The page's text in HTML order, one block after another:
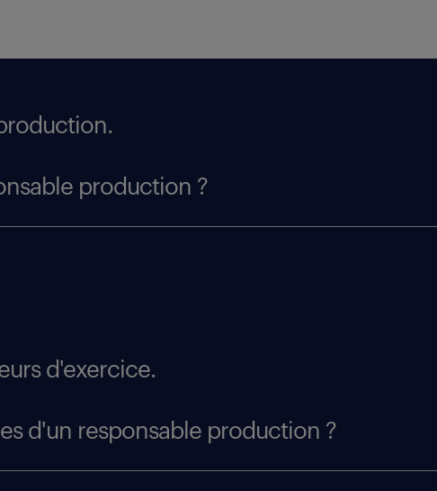
production ?
d'exercice.
d'un responsable production ?